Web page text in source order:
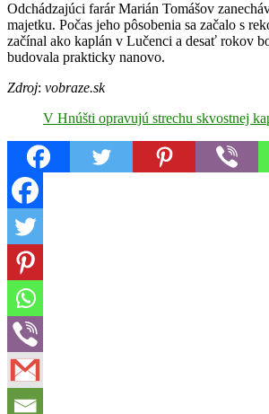
Odchádzajúci farár Marián Tomášov
majetku. Počas jeho pôsobenia sa začalo s
začínal ako kaplán v Lučenci a desať rokov
budovala prakticky nanovo.
Zdroj: vobraze.sk
V Hnúšti opravujú strechu skvostnej